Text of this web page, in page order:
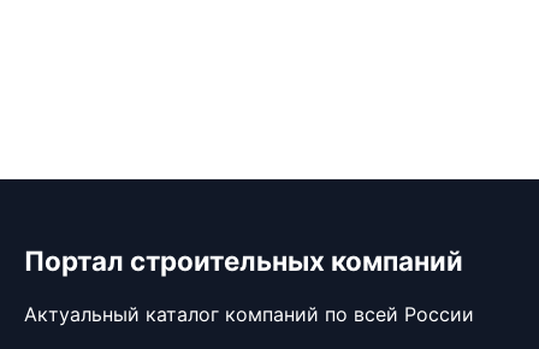
Портал строительных компаний
Актуальный каталог компаний по всей России